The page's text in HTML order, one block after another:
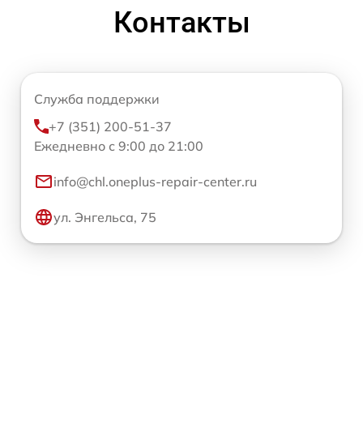
Контакты
Служба поддержки
+7 (351) 200-51-37
Ежедневно с 9:00 до 21:00
info@chl.oneplus-repair-center.ru
ул. Энгельса, 75